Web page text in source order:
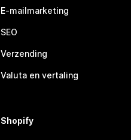
E-mailmarketing
SEO
Verzending
Valuta en vertaling
Shopify